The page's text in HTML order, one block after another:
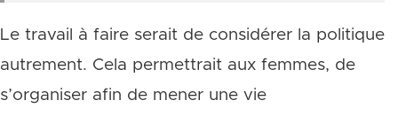
Le travail à faire serait de considérer la politique
autrement. Cela permettrait aux femmes, de
s’organiser afin de mener une vie